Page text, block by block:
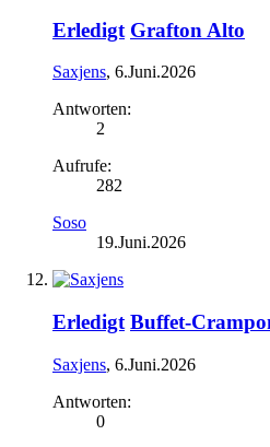
Erledigt Grafton Alto
Saxjens, 6.Juni.2026
Antworten:
2
Aufrufe:
282
Soso
19.Juni.2026
Erledigt Buffet-
Saxjens, 6.Juni.2026
Antworten:
0